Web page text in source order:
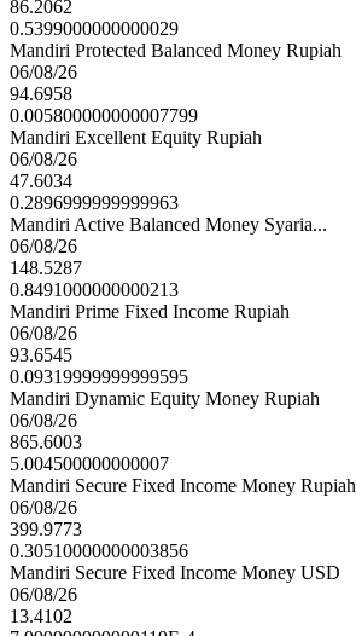
86.2062
0.5399000000000029
Mandiri Protected Balanced Money Rupiah
06/08/26
94.6958
0.005800000000007799
Mandiri Excellent Equity Rupiah
06/08/26
47.6034
0.2896999999999963
Mandiri Active Balanced Money Syaria...
06/08/26
148.5287
0.8491000000000213
Mandiri Prime Fixed Income Rupiah
06/08/26
93.6545
0.09319999999999595
Mandiri Dynamic Equity Money Rupiah
06/08/26
865.6003
5.004500000000007
Mandiri Secure Fixed Income Money Rupiah
06/08/26
399.9773
0.30510000000003856
Mandiri Secure Fixed Income Money USD
06/08/26
13.4102